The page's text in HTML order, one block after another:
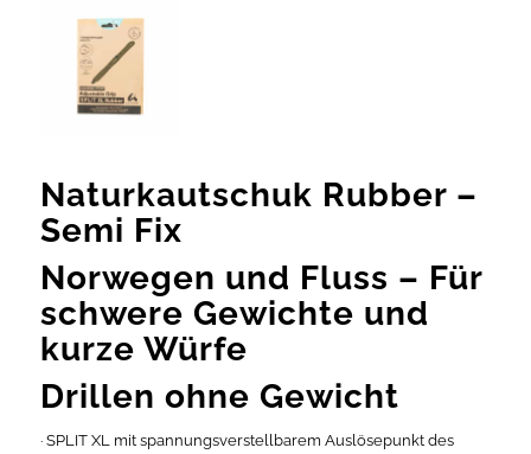
Naturkautschuk Rubber –
Semi Fix
Norwegen und Fluss – Für
schwere Gewichte und
kurze Würfe
Drillen ohne Gewicht
· SPLIT XL mit spannungsverstellbarem Auslösepunkt des